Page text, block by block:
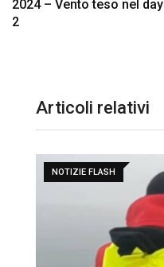
2024 – Vento teso nel day
2
Articoli relativi
NOTIZIE FLASH